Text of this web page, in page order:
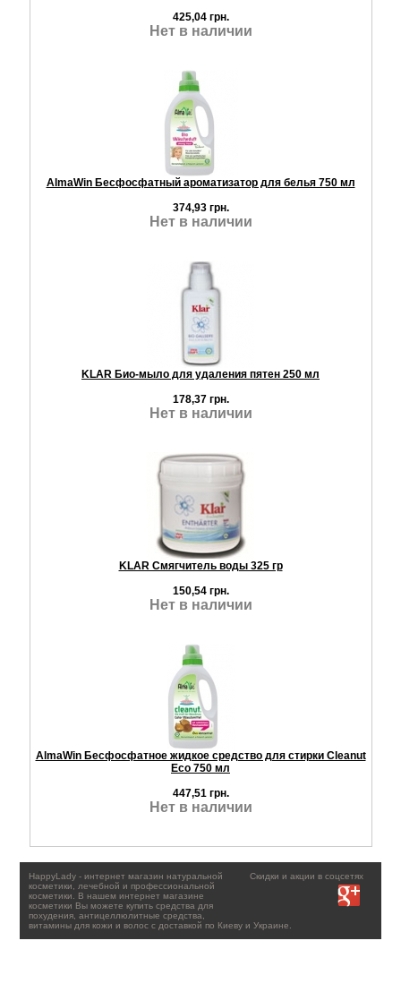
425,04 грн.
Нет в наличии
AlmaWin Бесфосфатный ароматизатор для белья 750 мл
374,93 грн.
Нет в наличии
KLAR Био-мыло для удаления пятен 250 мл
178,37 грн.
Нет в наличии
KLAR Смягчитель воды 325 гр
150,54 грн.
Нет в наличии
AlmaWin Бесфосфатное жидкое средство для стирки Cleanut
Eco 750 мл
447,51 грн.
Нет в наличии
Скидки и акции в соцсетях
HappyLady - интернет магазин натуральной
косметики, лечебной и профессиональной
косметики. В нашем интернет магазине
косметики Вы можете купить средства для
похудения, антицеллюлитные средства,
витамины для кожи и волос с доставкой по Киеву и Украине.